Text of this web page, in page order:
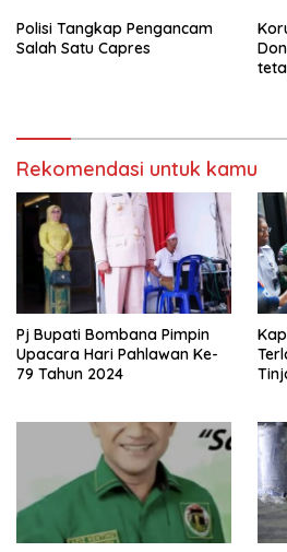
Buru (Namlea).
Polisi Tangkap Pengancam
Salah Satu Capres
Rekomendasi untuk kamu
Pj Bupati Bombana Pimpin
Upacara Hari Pahlawan Ke-
79 Tahun 2024